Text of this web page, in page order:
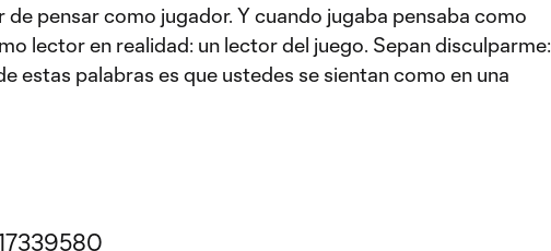
de pensar como jugador. Y cuando jugaba pensaba como
lector en realidad: un lector del juego. Sepan disculparme:
estas palabras es que ustedes se sientan como en una